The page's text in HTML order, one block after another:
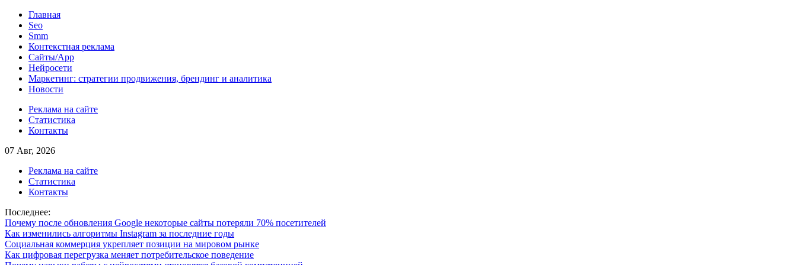
Skip
content
Главная
Seo
Smm
Контекстная реклама
Сайты/App
Нейросети
Маркетинг: стратегии продвижения, брендинг и аналитика
Новости
Реклама на сайте
Статистика
Контакты
07 Авг, 2026
Реклама на сайте
Статистика
Контакты
Последнее:
Почему после обновления Google некоторые сайты потеряли 70% посетителей
Как изменились алгоритмы Instagram за последние годы
Социальная коммерция укрепляет позиции на мировом рынке
Как цифровая перегрузка меняет потребительское поведение